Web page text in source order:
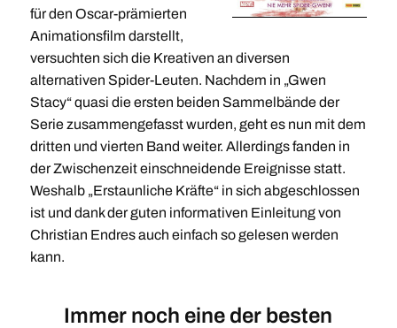
für den Oscar-prämierten
Animationsfilm darstellt,
versuchten sich die Kreativen an diversen
alternativen Spider-Leuten. Nachdem in „Gwen
Stacy“ quasi die ersten beiden Sammelbände der
Serie zusammengefasst wurden, geht es nun mit dem
dritten und vierten Band weiter. Allerdings fanden in
der Zwischenzeit einschneidende Ereignisse statt.
Weshalb „Erstaunliche Kräfte“ in sich abgeschlossen
ist und dank der guten informativen Einleitung von
Christian Endres auch einfach so gelesen werden
kann.
Immer noch eine der besten